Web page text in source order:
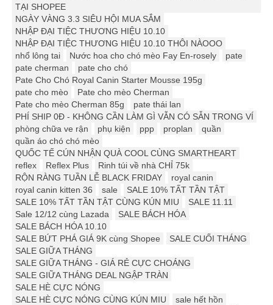
TẠI SHOPEE
NGÀY VÀNG 3.3 SIÊU HỘI MUA SẮM
NHẬP ĐẠI TIỆC THƯƠNG HIỆU 10.10
NHẬP ĐẠI TIỆC THƯƠNG HIỆU 10.10 THÔI NÀOOO
nhổ lông tai
Nước hoa cho chó mèo Fay En-rosely
pate
pate cherman
pate cho chó
Pate Cho Chó Royal Canin Starter Mousse 195g
pate cho mèo
Pate cho mèo Cherman
Pate cho mèo Cherman 85g
pate thái lan
PHÍ SHIP 0Đ - KHÔNG CẦN LÀM GÌ VẪN CÓ SẴN TRONG VÍ
phòng chữa ve rận
phụ kiện ppp proplan
quần
quần áo chó chó mèo
QUỐC TẾ CÚN NHẬN QUÀ COOL CÙNG SMARTHEART
reflex
Reflex Plus
Rinh túi về nhà CHỈ 75k
RỘN RÀNG TUẦN LỄ BLACK FRIDAY
royal canin
royal canin kitten 36
sale
SALE 10% TẤT TẦN TẬT
SALE 10% TẤT TẦN TẬT CÙNG KÚN MIU
SALE 11.11
Sale 12/12 cùng Lazada
SALE BÁCH HÓA
SALE BÁCH HÓA 10.10
SALE BỨT PHÁ GIÁ 9K cùng Shopee
SALE CUỐI THÁNG
SALE GIỮA THÁNG
SALE GIỮA THÁNG - GIÁ RẺ CỰC CHOÁNG
SALE GIỮA THÁNG DEAL NGẬP TRÀN
SALE HÈ CỰC NÓNG
SALE HÈ CỰC NÓNG CÙNG KÚN MIU
sale hết hồn